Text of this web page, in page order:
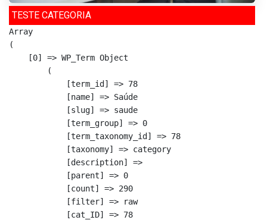
TESTE CATEGORIA
Array
(
    [0] => WP_Term Object
        (
            [term_id] => 78
            [name] => Saúde
            [slug] => saude
            [term_group] => 0
            [term_taxonomy_id] => 78
            [taxonomy] => category
            [description] =>
            [parent] => 0
            [count] => 290
            [filter] => raw
            [cat_ID] => 78